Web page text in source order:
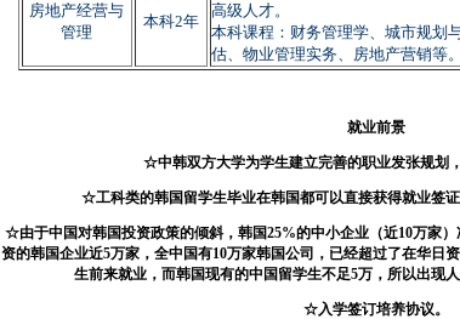
房地产经营与
管理
本科2年
高级人才。
本科课程：财务管理学、城市规划
估、物业管理实务、房地产营销等。
就业前景
☆中韩双方大学为学生建立完善的职业发张规划
☆工科类的韩国留学生毕业在韩国都可以直接获得就业签证
☆由于中国对韩国投资政策的倾斜，韩国25%的中小企业（近10万家
资的韩国企业近5万家，全中国有10万家韩国公司，已经超过了在华日
生前来就业，而韩国现有的中国留学生不足5万，所以出现
☆入学签订培养协议。